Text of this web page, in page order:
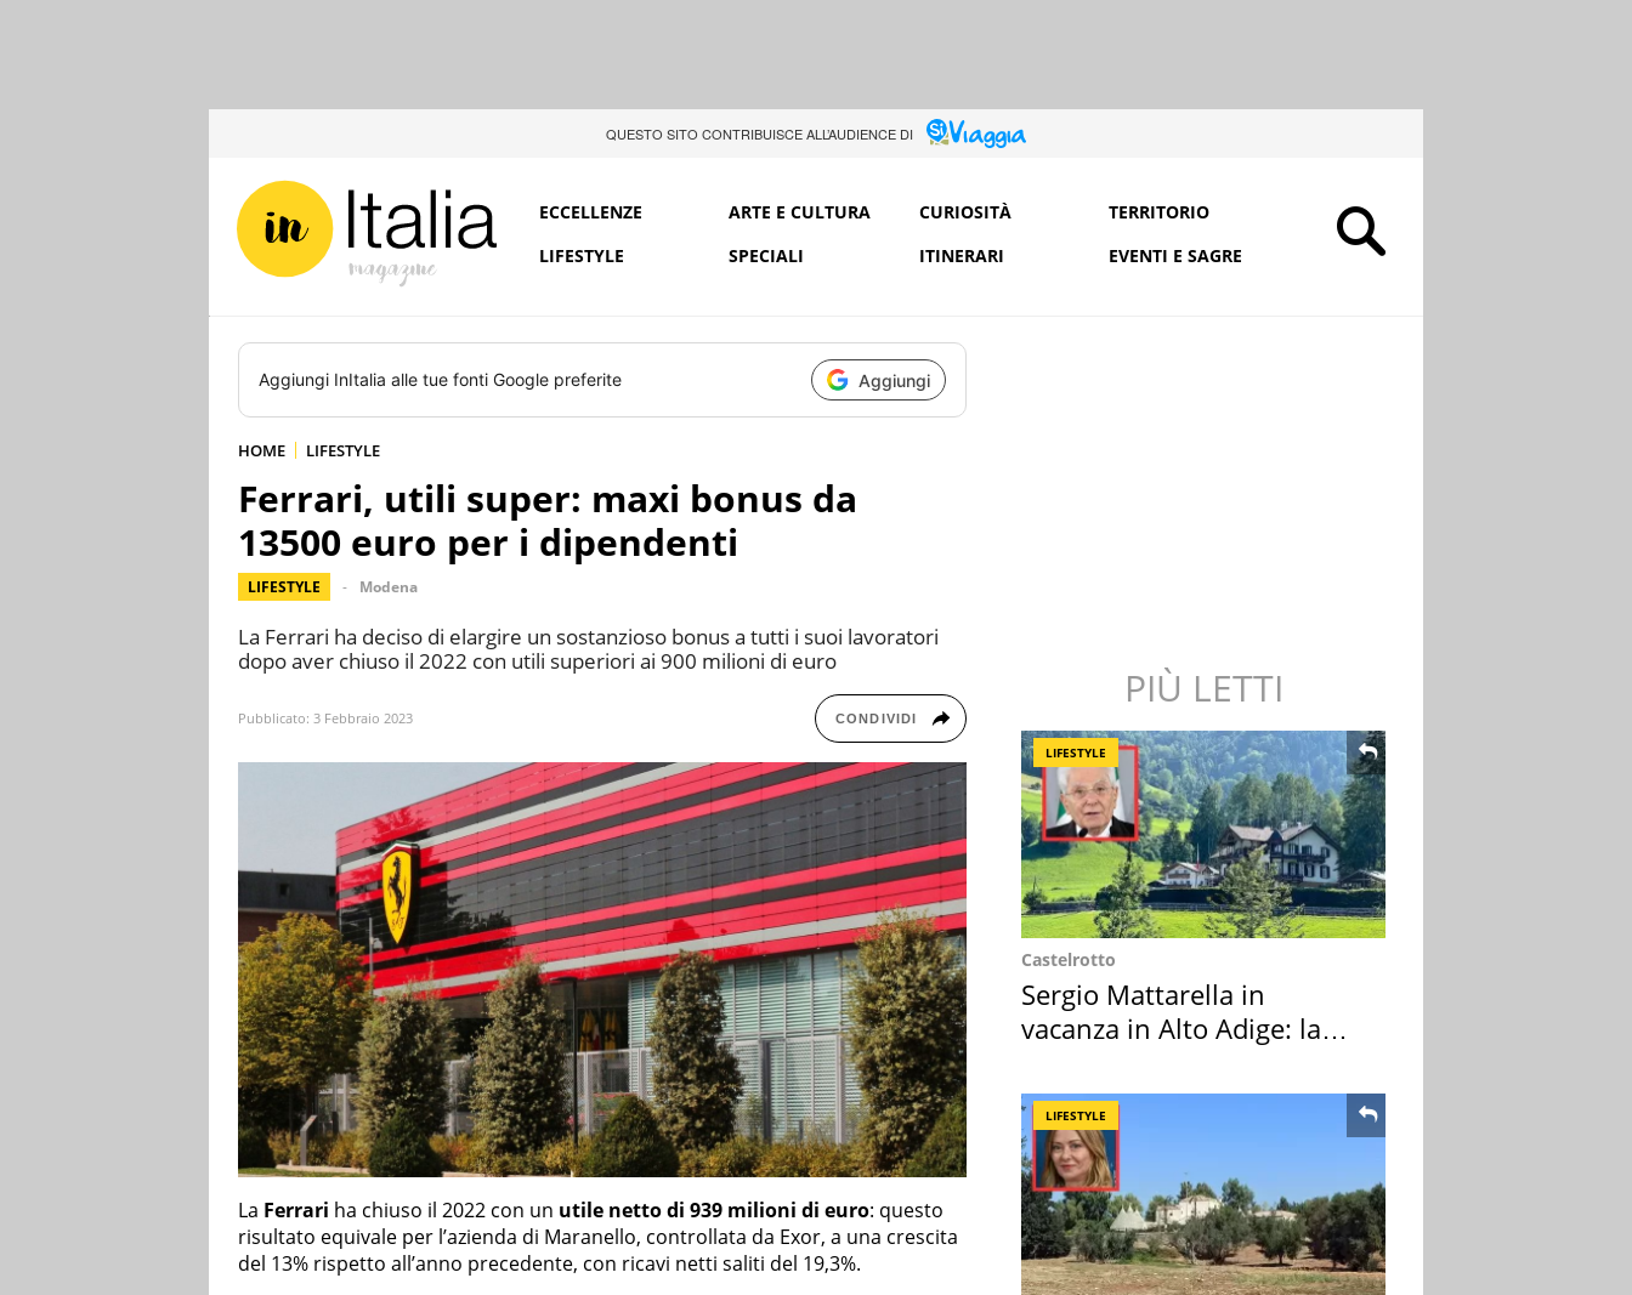
QUESTO SITO CONTRIBUISCE ALL’AUDIENCE DI
ECCELLENZE ARTE E CULTURA CURIOSITÀ
TERRITORIO
LIFESTYLE
SPECIALI ITINERARI EVENTI E SAGRE
Aggiungi InItalia alle tue fonti Google preferite Aggiungi
HOME LIFESTYLE
Ferrari, utili super: maxi bonus da
13500 euro per i dipendenti
LIFESTYLE Modena
La Ferrari ha deciso di elargire un sostanzioso bonus a tutti i suoi lavoratori
dopo aver chiuso il 2022 con utili superiori ai 900 milioni di euro
Pubblicato: 3 Febbraio 2023 CONDIVIDI
La Ferrari ha chiuso il 2022 con un utile netto di 939 milioni di euro: questo
risultato equivale per l’azienda di Maranello, controllata da Exor, a una crescita
del 13% rispetto all’anno precedente, con ricavi netti saliti del 19,3%.
PIÙ LETTI
LIFESTYLE
Castelrotto
Sergio Mattarella in
vacanza in Alto Adige: la
LIFESTYLE